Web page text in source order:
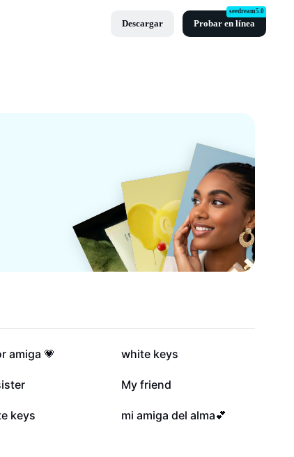
Descargar Probar en línea
seedream5.0
mil
amiga 💗 383,8 mil
white keys
mil 110,9 mil
My friend
keys 15,1 mil
mi amiga del alma💕